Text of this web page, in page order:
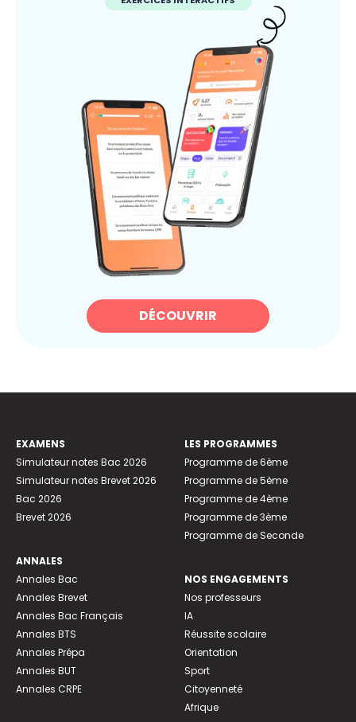
DÉCOUVRIR
EXAMENS
Simulateur notes Bac 2026
Simulateur notes Brevet 2026
Bac 2026
Brevet 2026
ANNALES
Annales Bac
Annales Brevet
Annales Bac Français
Annales BTS
Annales Prépa
Annales BUT
Annales CRPE
LES PROGRAMMES
Programme de 6ème
Programme de 5ème
Programme de 4ème
Programme de 3ème
Programme de Seconde
NOS ENGAGEMENTS
Nos professeurs
IA
Réussite scolaire
Orientation
Sport
Citoyenneté
Afrique